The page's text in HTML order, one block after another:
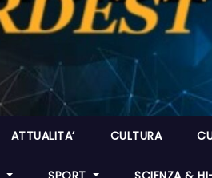
ATTUALITA’ CULTURA